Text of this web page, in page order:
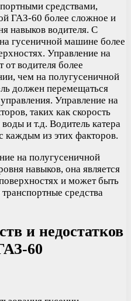
средствами,
ГАЗ-60 более сложное и
навыков водителя. С
гусеничной машине более
Управление на
от водителя более
чем на полугусеничной
должен перемещаться
Управление на
таких как скорость
и т.д. Водитель катера
каждым из этих факторов.
на полугусеничной
навыков, она является
и может быть
средства
и недостатков
60